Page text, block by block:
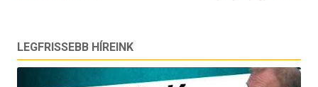
LEGFRISSEBB HÍREINK